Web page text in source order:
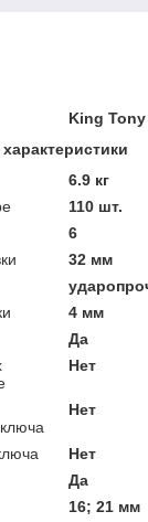
King Tony
6.9 кг
110 шт.
6
32 мм
4 мм
Да
Нет
Нет
Нет
Да
16; 21 мм